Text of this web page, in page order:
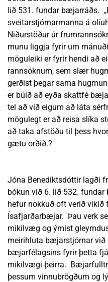
lið 531. fundar bæjarráðs.
sveitarstjórnarmanna á
Niðurstöður úr
munu liggja fyrir um
möguleiki er fyrir hendi að
rannsóknum, sem slær
gerðist þegar sama
er búið að eyða skattfé
tel að við eigum að láta
mögulegt er að reisa slíka
að taka afstöðu til þess
gætu orðið.?
Jóna Benediktsdóttir lagði
bókun við 6. lið 532.
hefur nokkuð oft verið
Ísafjarðarbæjar. Þau verk
mikilvæg og ýmist
meirihluta bæjarstjórnar
bæjarfélagsins fyrir þetta
mikilvægi þeirra.
þessum vinnubrögðum og